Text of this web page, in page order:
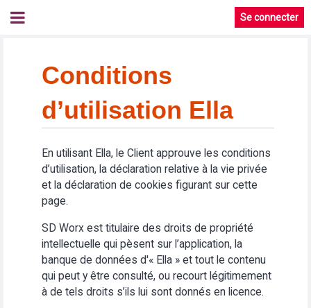
Se connecter
Conditions
d’utilisation Ella
En utilisant Ella, le Client approuve les conditions
d’utilisation, la déclaration relative à la vie privée
et la déclaration de cookies figurant sur cette
page.
SD Worx est titulaire des droits de propriété
intellectuelle qui pèsent sur l’application, la
banque de données d'« Ella » et tout le contenu
qui peut y être consulté, ou recourt légitimement
à de tels droits s’ils lui sont donnés en licence.